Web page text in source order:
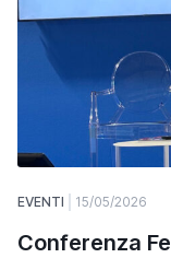
EVENTI 15/05/2026
Conferenza